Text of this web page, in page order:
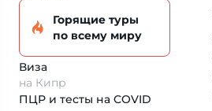
Горящие туры
по всему миру
Виза
на Кипр
ПЦР и тесты на COVID